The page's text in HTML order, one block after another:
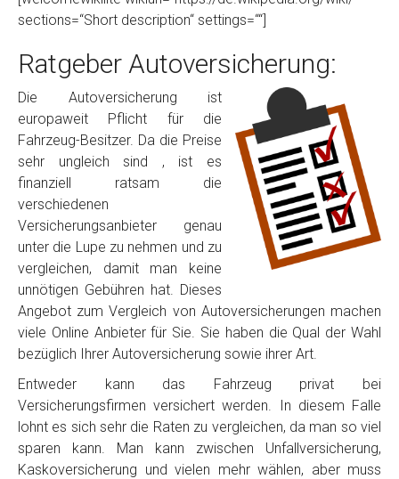
sections=“Short description“ settings=““]
Ratgeber Autoversicherung:
Die Autoversicherung ist
europaweit Pflicht für die
Fahrzeug-Besitzer. Da die Preise
sehr ungleich sind , ist es
finanziell ratsam die
verschiedenen
Versicherungsanbieter genau
unter die Lupe zu nehmen und zu
vergleichen, damit man keine
unnötigen Gebühren hat. Dieses
Angebot zum Vergleich von Autoversicherungen machen
viele Online Anbieter für Sie. Sie haben die Qual der Wahl
bezüglich Ihrer Autoversicherung sowie ihrer Art.
Entweder kann das Fahrzeug privat bei
Versicherungsfirmen versichert werden. In diesem Falle
lohnt es sich sehr die Raten zu vergleichen, da man so viel
sparen kann. Man kann zwischen Unfallversicherung,
Kaskoversicherung und vielen mehr wählen, aber muss